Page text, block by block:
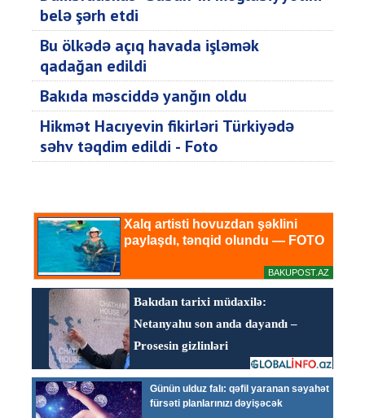
belə şərh etdi
Bu ölkədə açıq havada işləmək
qadağan edildi
Bakıda məsciddə yanğın oldu
Hikmət Hacıyevin fikirləri Türkiyədə
səhv təqdim edildi - Foto